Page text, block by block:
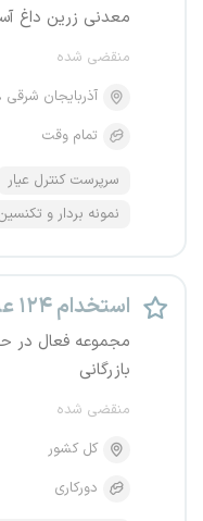
معدنی زرین داغ
منقضی شده
آذربایجان شرقی
تمام وقت
سرپرست کنترل عیار
نمونه بردار و
استخدام ۱۲۴ عنوان شغلی
مجموعه فعال در
بازرگانی
منقضی شده
کل کشور
دورکاری